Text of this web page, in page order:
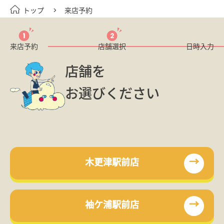
トップ 来店予約
来店予約 店舗選択 日時入力
店舗を
お選びください
木更津駅前店 →
袖ケ浦駅前店 →